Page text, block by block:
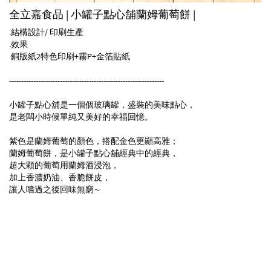
全立嘉食品 | 小罐子點心舖蘭姆葡萄餅 |
.結構設計/ 印刷生產
.效果
銅版紙2特色印刷+霧P+金箔貼紙
----------------------------------------------------------------
小罐子點心舖是一個個玻璃罐，盛裝的美味點心，
是老闆小時候單純又美好的幸福回憶。
紫色是蘭姆葡萄的顏色，搭配金色更顯高雅；
蘭姆葡萄餅，是小罐子點心舖經典中的經典，
超大顆的葡萄用蘭姆酒浸泡，
加上香濃奶油、香脆餅皮，
讓人嚐過之後回味無窮∼